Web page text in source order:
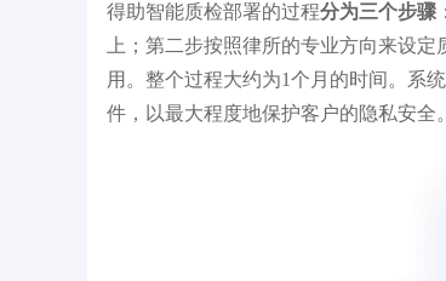
得助智能质检部署的过程分为三个步骤
上；第二步按照律所的专业方向来设
用。整个过程大约为1个月的时间。系
件，以最大程度地保护客户的隐私安全。